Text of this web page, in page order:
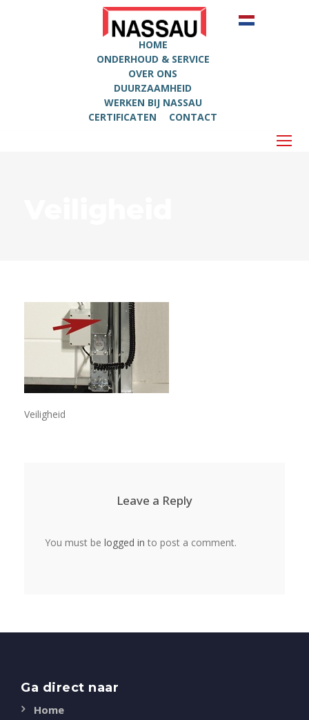
HOME
ONDERHOUD & SERVICE
OVER ONS
DUURZAAMHEID
WERKEN BIJ NASSAU
CERTIFICATEN
CONTACT
Veiligheid
Leave a Reply
You must be logged in to post a comment.
Ga direct naar
Home